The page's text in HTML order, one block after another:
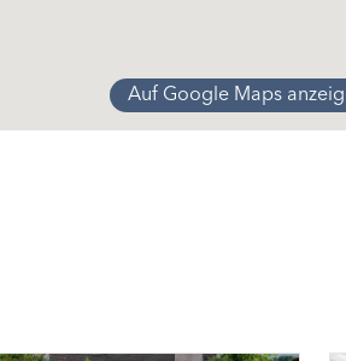
Auf Google Maps